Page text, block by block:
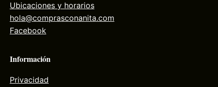
Ubicaciones y horarios
hola@comprasconanita.com
Facebook
Información
Privacidad